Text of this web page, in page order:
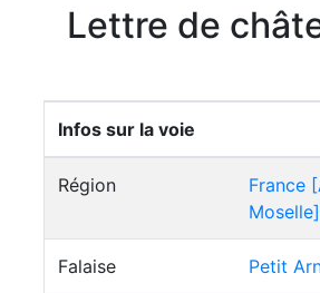
Lettre de
Infos sur la voie
Région
France
Moselle]
Falaise Petit